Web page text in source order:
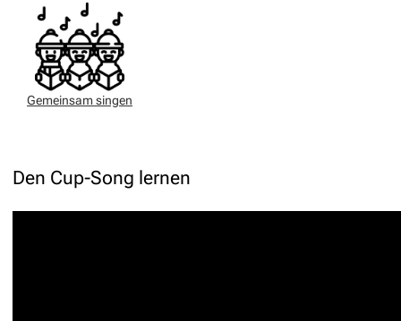
Gemeinsam singen
Den Cup-Song lernen